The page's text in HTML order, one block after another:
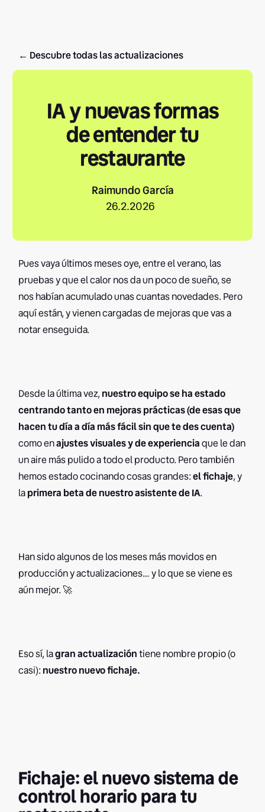
← Descubre todas las actualizaciones
IA y nuevas formas
de entender tu
restaurante
Raimundo García
26.2.2026
Pues vaya últimos meses oye, entre el verano, las
pruebas y que el calor nos da un poco de sueño, se
nos habían acumulado unas cuantas novedades. Pero
aquí están, y vienen cargadas de mejoras que vas a
notar enseguida.
Desde la última vez, nuestro equipo se ha estado
centrando tanto en mejoras prácticas (de esas que
hacen tu día a día más fácil sin que te des cuenta)
como enajustes visuales y de experienciaque le dan
un aire más pulido a todo el producto. Pero también
hemos estado cocinando cosas grandes:el fichaje, y
laprimera beta de nuestro asistente de IA.
Han sido algunos de los meses más movidos en
producción y actualizaciones… y lo que se viene es
aún mejor. 🚀
Eso sí, lagran actualizacióntiene nombre propio (o
casi):nuestro nuevo fichaje.
Fichaje: el nuevo sistema de
control horario para tu